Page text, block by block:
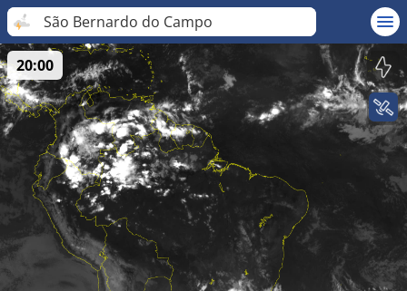
São Bernardo do Campo
20:00